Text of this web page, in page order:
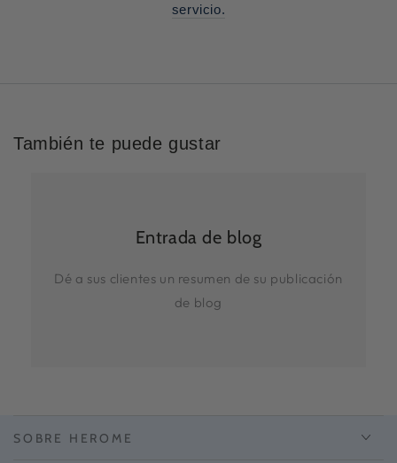
servicio.
También te puede gustar
Entrada de blog
Dé a sus clientes un resumen de su publicación
de blog
SOBRE HEROME